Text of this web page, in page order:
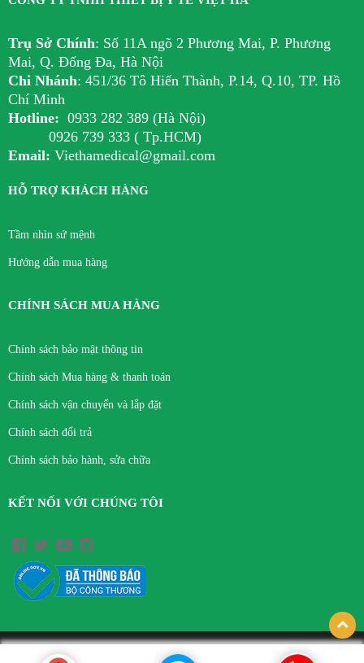
Trụ Sở Chính: Số 11A ngõ 2 Phương Mai, P. Phương
Mai, Q. Đống Đa, Hà Nội
Chi Nhánh: 451/36 Tô Hiến Thành, P.14, Q.10, TP. Hồ
Chí Minh
Hotline: 0933 282 389 (Hà Nội)
0926 739 333 ( Tp.HCM)
Email: Viethamedical@gmail.com
HỖ TRỢ KHÁCH HÀNG
Tầm nhìn sứ mệnh
Hướng dẫn mua hàng
CHÍNH SÁCH MUA HÀNG
Chính sách bảo mật thông tin
Chính sách Mua hàng & thanh toán
Chính sách vận chuyển và lắp đặt
Chính sách đổi trả
Chính sách bảo hành, sửa chữa
KẾT NỐI VỚI CHÚNG TÔI
© Bản quyền thuộc về CÔNG TY TNHH THIẾT BỊ Y TẾ VIỆT HÀ.